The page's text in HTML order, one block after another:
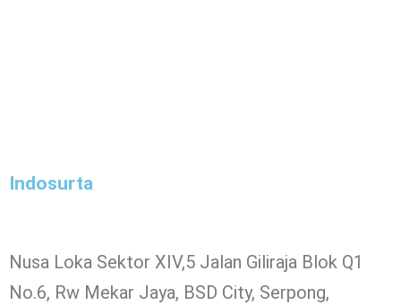
Indosurta
Nusa Loka Sektor XIV,5 Jalan Giliraja Blok Q1
No.6, Rw Mekar Jaya, BSD City, Serpong,